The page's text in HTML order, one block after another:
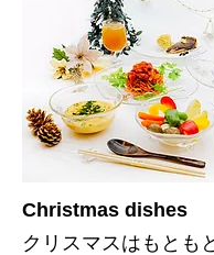
Christmas dishes
クリスマスはもとも